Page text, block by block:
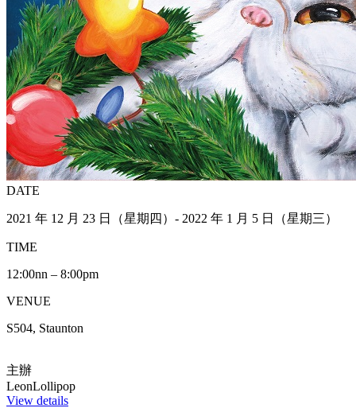
DATE
2021 年 12 月 23 日（星期四）- 2022 年 1 月 5 日（星期三）
TIME
12:00nn – 8:00pm
VENUE
S504, Staunton
主辦
LeonLollipop
View details